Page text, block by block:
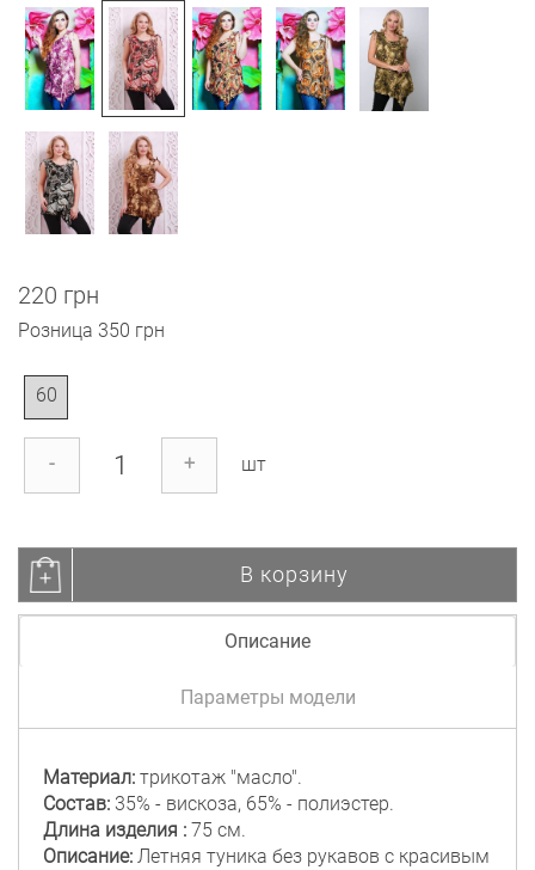
220 грн
Розница 350 грн
60
- + шт
В корзину
Описание
Параметры модели
Материал: трикотаж "масло".
Состав: 35% - вискоза, 65% - полиэстер.
Длина изделия : 75 см.
Описание: Летняя туника без рукавов с красивым